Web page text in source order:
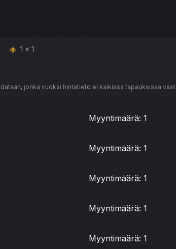
1 x 1
jonka vuoksi hintatieto ei kaikissa tapauksissa
Myyntimäärä: 1
Myyntimäärä: 1
Myyntimäärä: 1
Myyntimäärä: 1
Myyntimäärä: 1